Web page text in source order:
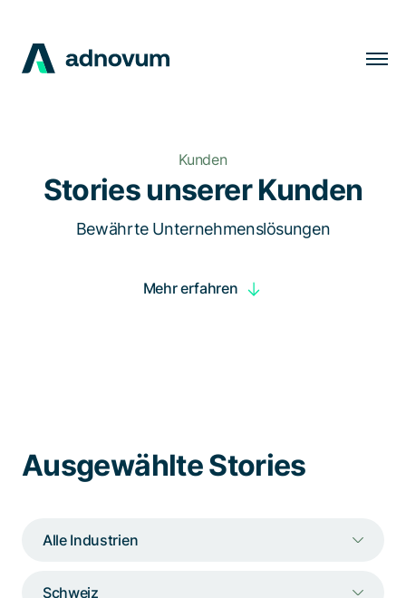
Kunden Kunden
Stories unserer Kunden
Bewährte Unternehmenslösungen
Mehr erfahren
Ausgewählte Stories
Alle Industrien
Schweiz